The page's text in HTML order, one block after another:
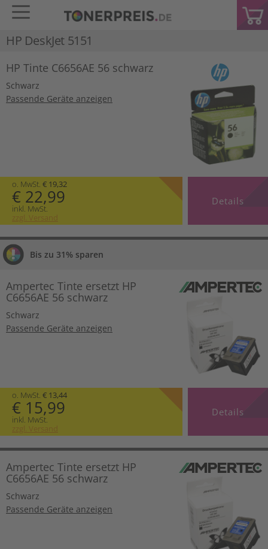
HP DeskJet 5151
HP Tinte C6656AE 56 schwarz
Schwarz
Passende Geräte anzeigen
o. MwSt. € 19,32
€ 22,99
inkl. MwSt.
zzgl. Versand
Details
Bis zu 31% sparen
Ampertec Tinte ersetzt HP
C6656AE 56 schwarz
Schwarz
Passende Geräte anzeigen
o. MwSt. € 13,44
€ 15,99
inkl. MwSt.
zzgl. Versand
Details
Ampertec Tinte ersetzt HP
C6656AE 56 schwarz
Schwarz
Passende Geräte anzeigen